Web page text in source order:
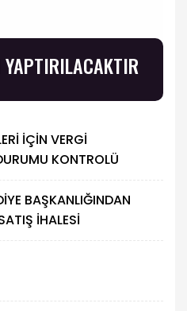
İÇİN VERGİ
KONTROLÜ
BAŞKANLIĞINDAN
İHALESİ